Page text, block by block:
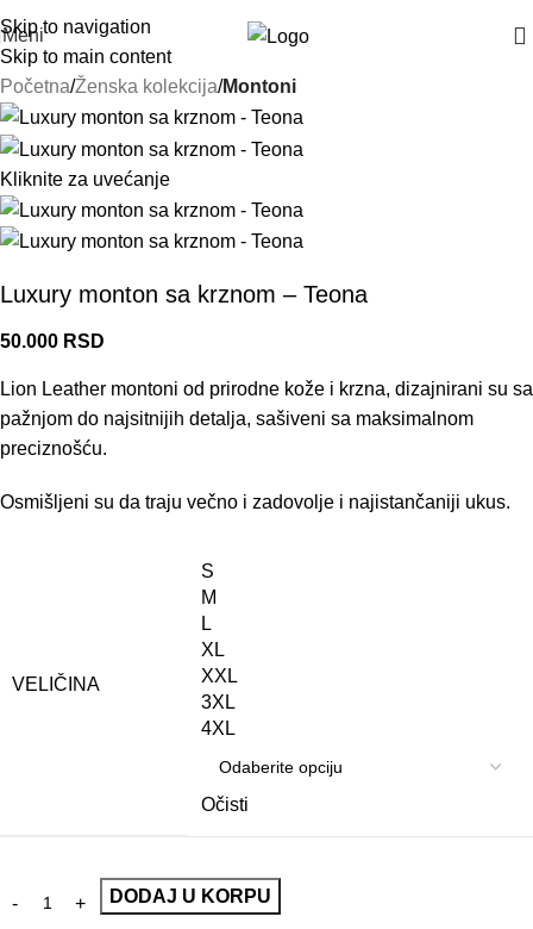
Skip to navigation
Skip to main content
Meni
Početna Ženska kolekcija Montoni
Kliknite za uvećanje
Luxury monton sa krznom – Teona
50.000 RSD
Lion Leather montoni od prirodne kože i krzna, dizajnirani su sa
pažnjom do najsitnijih detalja, sašiveni sa maksimalnom
preciznošću.
Osmišljeni su da traju večno i zadovolje i najistančaniji ukus.
VELIČINA
S
M
L
XL
XXL
3XL
4XL
Očisti
DODAJ U KORPU